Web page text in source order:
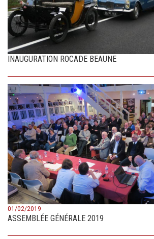
INAUGURATION ROCADE BEAUNE
01/02/2019
ASSEMBLÉE GÉNÉRALE 2019